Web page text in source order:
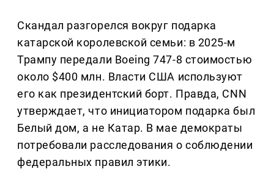
Скандал разгорелся вокруг подарка
катарской королевской семьи: в 2025-м
Трампу передали Boeing 747-8 стоимостью
около $400 млн. Власти США используют
его как президентский борт. Правда, CNN
утверждает, что инициатором подарка был
Белый дом, а не Катар. В мае демократы
потребовали расследования о соблюдении
федеральных правил этики.